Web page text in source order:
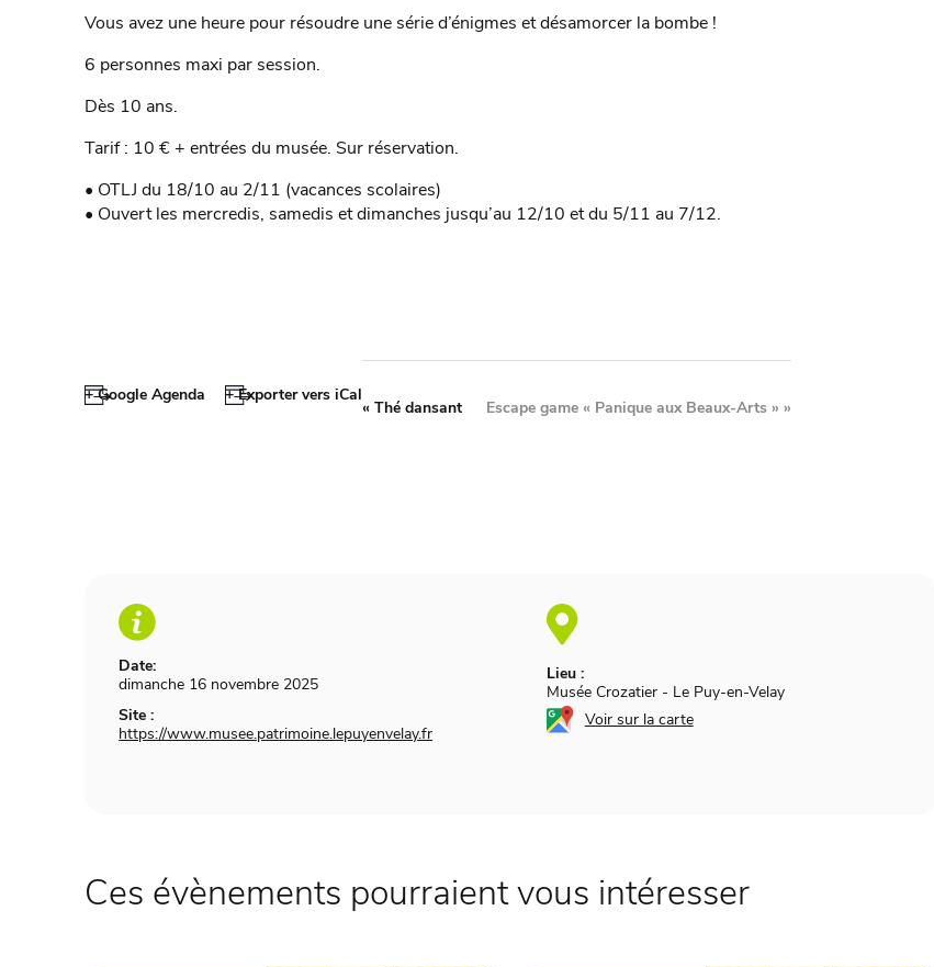
Vous avez une heure pour résoudre une série d’énigmes et désamorcer la bombe !
6 personnes maxi par session.
Dès 10 ans.
Tarif : 10 € + entrées du musée. Sur réservation.
• OTLJ du 18/10 au 2/11 (vacances scolaires)
• Ouvert les mercredis, samedis et dimanches jusqu’au 12/10 et du 5/11 au 7/12.
+ Google Agenda + Exporter vers iCal
Date:
dimanche 16 novembre 2025
Site :
https://www.musee.patrimoine.lepuyenvelay.fr
Lieu :
Musée Crozatier - Le Puy-en-Velay
Voir sur la carte
«Thé dansant Escape game « Panique aux Beaux-Arts » »
Ces évènements pourraient vous intéresser